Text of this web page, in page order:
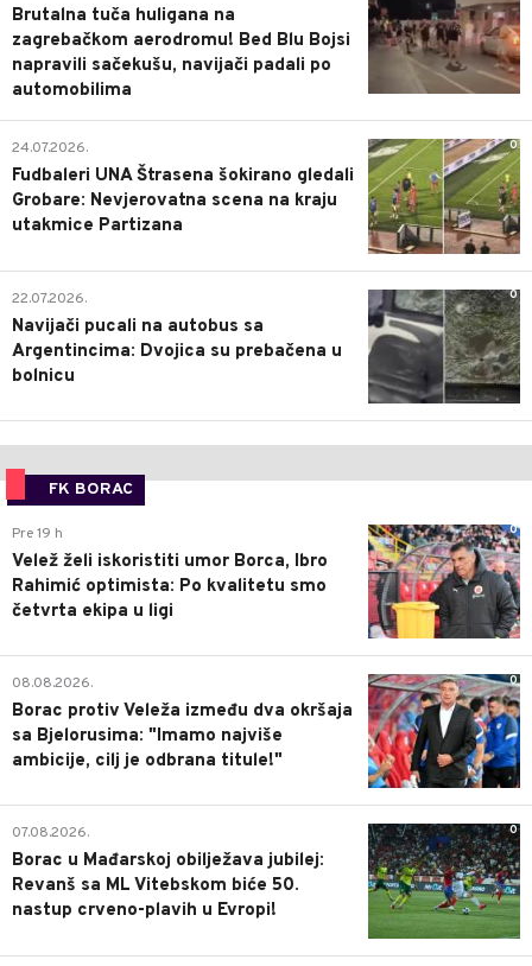
Brutalna tuča huligana na
zagrebačkom aerodromu! Bed Blu Bojsi
napravili sačekušu, navijači padali po
automobilima
0
24.07.2026.
Fudbaleri UNA Štrasena šokirano gledali
Grobare: Nevjerovatna scena na kraju
utakmice Partizana
0
22.07.2026.
Navijači pucali na autobus sa
Argentincima: Dvojica su prebačena u
bolnicu
FK BORAC
0
Pre 19 h
Velež želi iskoristiti umor Borca, Ibro
Rahimić optimista: Po kvalitetu smo
četvrta ekipa u ligi
0
08.08.2026.
Borac protiv Veleža između dva okršaja
sa Bjelorusima: "Imamo najviše
ambicije, cilj je odbrana titule!"
0
07.08.2026.
Borac u Mađarskoj obilježava jubilej:
Revanš sa ML Vitebskom biće 50.
nastup crveno-plavih u Evropi!